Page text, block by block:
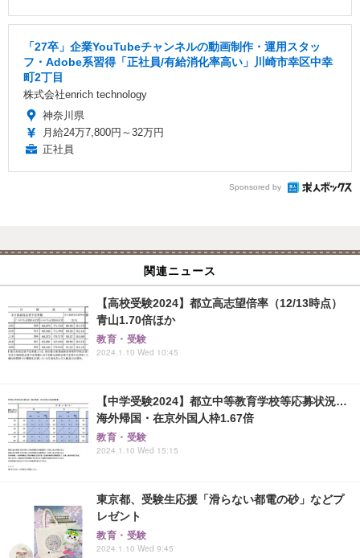
「27卒」企業YouTubeチャンネルの動画制作・運用スタッ
フ・Adobe系習得「正社員/有給消化率高い」川崎市幸区中幸
町2丁目
株式会社enrich technology
神奈川県
月給24万7,800円～32万円
正社員
Sponsored by
関連ニュース
【高校受験2024】都立高志望倍率（12/13時点）
青山1.70倍ほか
教育・受験
2024.1.10 Wed 10:45
【中学受験2024】都立中等教育学校等応募状況…
海外帰国・在京外国人枠1.67倍
教育・受験
2024.1.10 Wed 15:15
東京都、受験生応援「滑らない都電の砂」などプ
レゼント
教育・受験
2024.1.10 Wed 9:45